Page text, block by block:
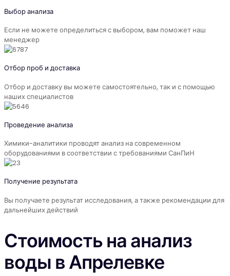
Выбор анализа
Если не можете определиться с выбором, вам поможет наш
менеджер
Отбор проб и доставка
Отбор и доставку вы можете самостоятельно, так и с помощью
наших специалистов
Проведение анализа
Химики-аналитики проводят анализ на современном
оборудованиями в соответствии с требованиями СанПиН
Получение результата
Вы получаете результат исследования, а также рекомендации для
дальнейших действий
Стоимость на анализ
воды в Апрелевке